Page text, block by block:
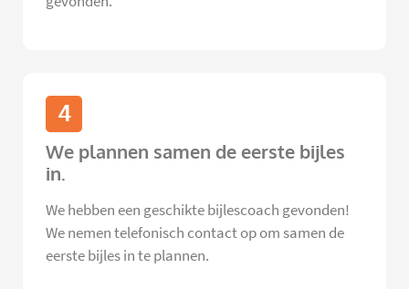
4
We plannen samen de eerste bijles
in.
We hebben een geschikte bijlescoach gevonden!
We nemen telefonisch contact op om samen de
eerste bijles in te plannen.